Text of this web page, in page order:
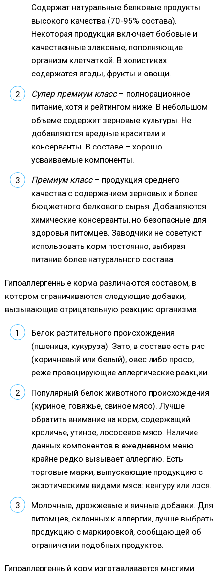
Содержат натуральные белковые продукты
высокого качества (70-95% состава).
Некоторая продукция включает бобовые и
качественные злаковые, пополняющие
организм клетчаткой. В холистиках
содержатся ягоды, фрукты и овощи.
Супер премиумкласс– полнорационное
питание, хотя и рейтингом ниже. В небольшом
объеме содержит зерновые культуры. Не
добавляются вредные красители и
консерванты. В составе – хорошо
усваиваемые компоненты.
Премиум класс– продукция среднего
качества с содержанием зерновых и более
бюджетного белкового сырья. Добавляются
химические консерванты, но безопасные для
здоровья питомцев. Заводчики не советуют
использовать корм постоянно, выбирая
питание более натурального состава.
Гипоаллергенные корма различаются составом, в
котором ограничиваются следующие добавки,
вызывающие отрицательную реакцию организма.
Белок растительного происхождения
(пшеница, кукуруза). Зато, в составе есть рис
(коричневый или белый), овес либо просо,
реже провоцирующие аллергические реакции.
Популярный белок животного происхождения
(куриное, говяжье, свиное мясо). Лучше
обратить внимание на корм, содержащий
кроличье, утиное, лососевое мясо. Наличие
данных компонентов в ежедневном меню
крайне редко вызывает аллергию. Есть
торговые марки, выпускающие продукцию с
экзотическими видами мяса: кенгуру или лося.
Молочные, дрожжевые и яичные добавки. Для
питомцев, склонных к аллергии, лучше выбрать
продукцию с маркировкой, сообщающей об
ограничении подобных продуктов.
Гипоаллергенный корм изготавливается многими